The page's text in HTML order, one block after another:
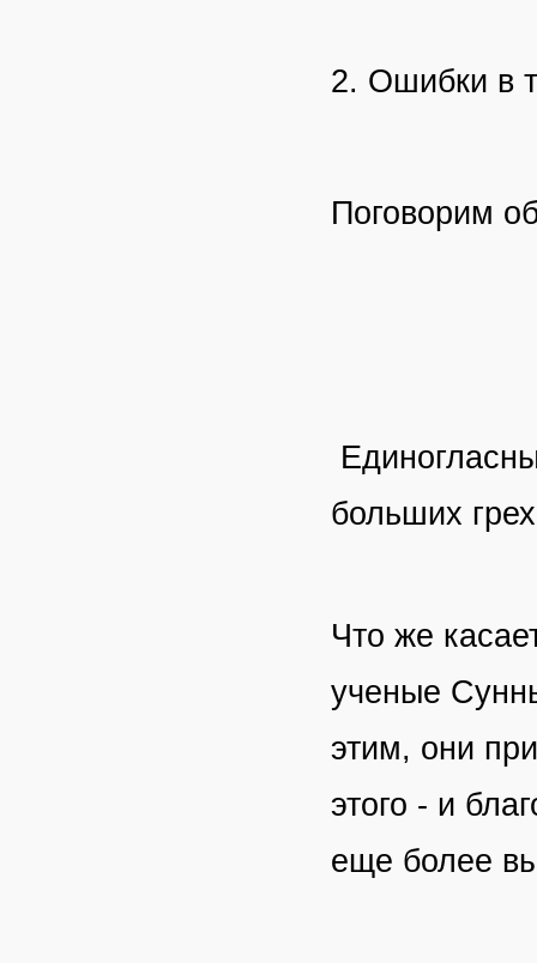
2. Ошибки в
Поговорим
больших
Что же
ученые
этим, они
этого - и
еще более